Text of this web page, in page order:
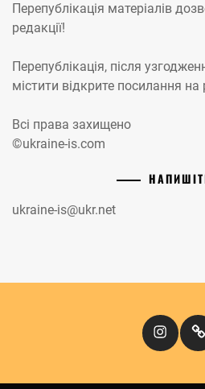
Перепублікація матеріалів
редакції!
Перепублікація, після
містити відкрите посилання
Всі права захищено
©ukraine-is.com
ukraine-is@ukr.net